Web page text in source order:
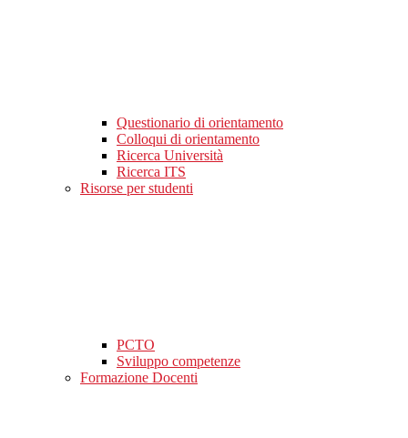
Questionario di orientamento
Colloqui di orientamento
Ricerca Università
Ricerca ITS
Risorse per studenti
PCTO
Sviluppo competenze
Formazione Docenti